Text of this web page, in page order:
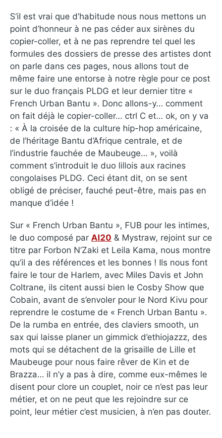
S’il est vrai que d’habitude nous nous mettons un
point d’honneur à ne pas céder aux sirènes du
copier-coller, et à ne pas reprendre tel quel les
formules des dossiers de presse des artistes dont
on parle dans ces pages, nous allons tout de
même faire une entorse à notre règle pour ce post
sur le duo français PLDG et leur dernier titre «
French Urban Bantu ». Donc allons-y… comment
on fait déjà le copier-coller… ctrl C et… ok, on y va
: « À la croisée de la culture hip-hop américaine,
de l’héritage Bantu d’Afrique centrale, et de
l’industrie fauchée de Maubeuge… », voilà
comment s’introduit le duo lillois aux racines
congolaises PLDG. Ceci étant dit, on se sent
obligé de préciser, fauché peut-être, mais pas en
manque d’idée !
Sur « French Urban Bantu », FUB pour les intimes,
le duo composé par Al20 & Mystraw, rejoint sur ce
titre par Forbon N’Zaki et Leila Kama, nous montre
qu’il a des références et les bonnes ! Ils nous font
faire le tour de Harlem, avec Miles Davis et John
Coltrane, ils citent aussi bien le Cosby Show que
Cobain, avant de s’envoler pour le Nord Kivu pour
reprendre le costume de « French Urban Bantu ».
De la rumba en entrée, des claviers smooth, un
sax qui laisse planer un gimmick d’ethiojazzz, des
mots qui se détachent de la grisaille de Lille et
Maubeuge pour nous faire rêver de Kin et de
Brazza… il n’y a pas à dire, comme eux-mêmes le
disent pour clore un couplet, noir ce n’est pas leur
métier, et on ne peut que les rejoindre sur ce
point, leur métier c’est musicien, à n’en pas douter.